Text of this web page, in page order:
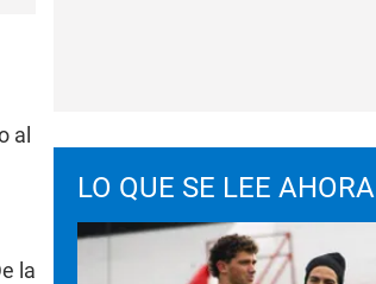
al
la
LO QUE SE LEE AHORA